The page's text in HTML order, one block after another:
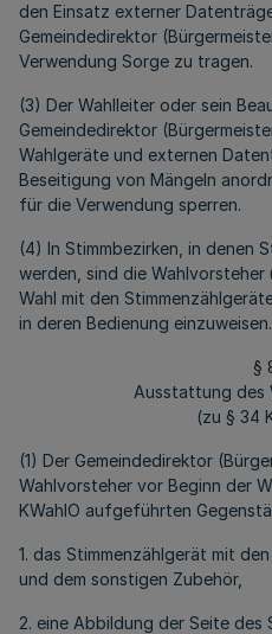
den Einsatz externer
Gemeindedirektor
Verwendung Sorge zu tragen.
(3) Der Wahlleiter oder sein
Gemeindedirektor
Wahlgeräte und externen
Beseitigung von Mängeln
für die Verwendung sperren.
(4) In Stimmbezirken, in denen
werden, sind die
Wahl mit den
in deren Bedienung einzuweisen.
§
Ausstattung des
(zu § 34
(1) Der Gemeindedirektor
Wahlvorsteher vor Beginn der
KWahlO aufgeführten
1. das Stimmenzählgerät mit
und dem sonstigen Zubehör,
2. eine Abbildung der Seite des